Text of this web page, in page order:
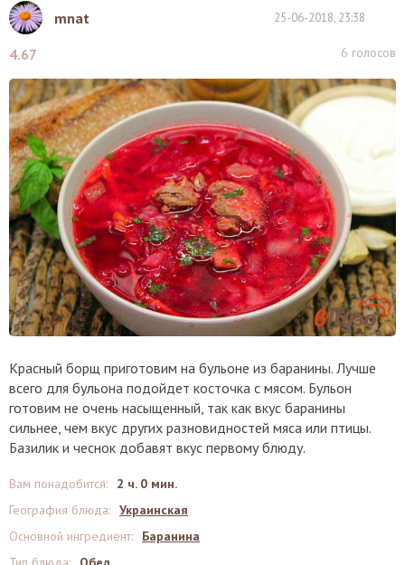
mnat 25-06-2018, 23:38
4.67 6 голосов
Красный борщ приготовим на бульоне из баранины. Лучше
всего для бульона подойдет косточка с мясом. Бульон
готовим не очень насыщенный, так как вкус баранины
сильнее, чем вкус других разновидностей мяса или птицы.
Базилик и чеснок добавят вкус первому блюду.
Вам понадобится:
2 ч. 0 мин.
География блюда: Украинская
Основной ингредиент:
Баранина